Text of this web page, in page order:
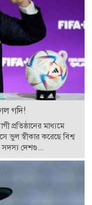
গদি!
প্রতিষ্ঠানের মাধ্যমে
ভুল স্বীকার করেছে বিশ্ব
সদস্য দেশগু...